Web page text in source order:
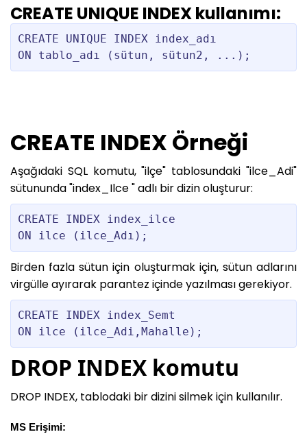
CREATE UNIQUE INDEX kullanımı:
CREATE UNIQUE INDEX index_adı
CREATE INDEX Örneği
Aşağıdaki SQL komutu, "ilçe" tablosundaki "ilce_Adi"
sütununda "index_Ilce " adlı bir dizin oluşturur:
CREATE INDEX index_ilce
Birden fazla sütun için oluşturmak için, sütun adlarını
virgülle ayırarak parantez içinde yazılması gerekiyor.
CREATE INDEX index_Semt
DROP INDEX komutu
DROP INDEX, tablodaki bir dizini silmek için kullanılır.
MS Erişimi: